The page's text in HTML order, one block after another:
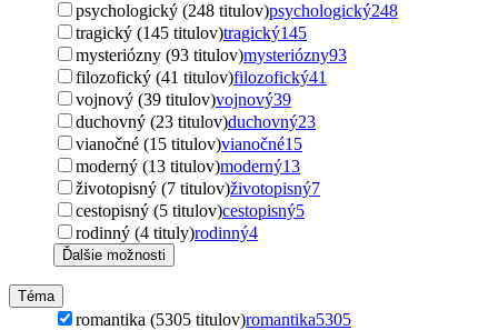
psychologický (248 titulov)psychologický248
tragický (145 titulov)tragický145
mysteriózny (93 titulov)mysteriózny93
filozofický (41 titulov)filozofický41
vojnový (39 titulov)vojnový39
duchovný (23 titulov)duchovný23
vianočné (15 titulov)vianočné15
moderný (13 titulov)moderný13
životopisný (7 titulov)životopisný7
cestopisný (5 titulov)cestopisný5
rodinný (4 tituly)rodinný4
Ďalšie možnosti
Téma
romantika (5305 titulov)romantika5305